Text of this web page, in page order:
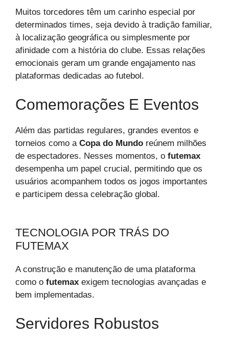
Muitos torcedores têm um carinho especial por
determinados times, seja devido à tradição familiar,
à localização geográfica ou simplesmente por
afinidade com a história do clube. Essas relações
emocionais geram um grande engajamento nas
plataformas dedicadas ao futebol.
Comemorações E Eventos
Além das partidas regulares, grandes eventos e
torneios como a Copa do Mundo reúnem milhões
de espectadores. Nesses momentos, o futemax
desempenha um papel crucial, permitindo que os
usuários acompanhem todos os jogos importantes
e participem dessa celebração global.
TECNOLOGIA POR TRÁS DO
FUTEMAX
A construção e manutenção de uma plataforma
como o futemax exigem tecnologias avançadas e
bem implementadas.
Servidores Robustos